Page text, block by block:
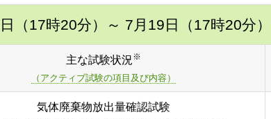
（17時20分） ～ 7月19日（17時20分）
主な試験状況※
（アクティブ試験の項目及び内容）
気体廃棄物放出量確認試験